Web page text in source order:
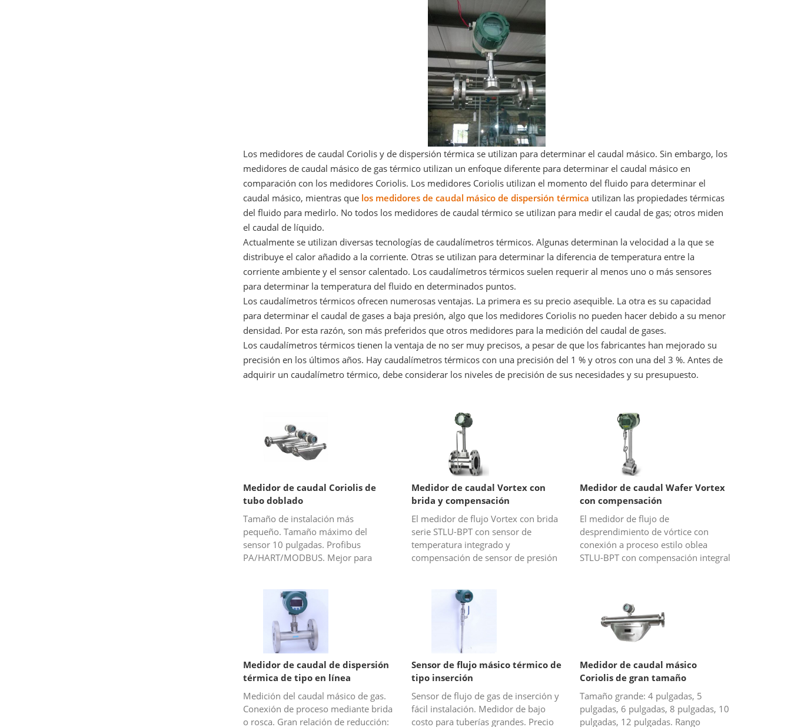
Los medidores de caudal Coriolis y de dispersión térmica se utilizan para determinar el caudal másico. Sin embargo, los
medidores de caudal másico de gas térmico utilizan un enfoque diferente para determinar el caudal másico en
comparación con los medidores Coriolis. Los medidores Coriolis utilizan el momento del fluido para determinar el
caudal másico, mientras que los medidores de caudal másico de dispersión térmica utilizan las propiedades térmicas
del fluido para medirlo. No todos los medidores de caudal térmico se utilizan para medir el caudal de gas; otros miden
el caudal de líquido.
Actualmente se utilizan diversas tecnologías de caudalímetros térmicos. Algunas determinan la velocidad a la que se
distribuye el calor añadido a la corriente. Otras se utilizan para determinar la diferencia de temperatura entre la
corriente ambiente y el sensor calentado. Los caudalímetros térmicos suelen requerir al menos uno o más sensores
para determinar la temperatura del fluido en determinados puntos.
Los caudalímetros térmicos ofrecen numerosas ventajas. La primera es su precio asequible. La otra es su capacidad
para determinar el caudal de gases a baja presión, algo que los medidores Coriolis no pueden hacer debido a su menor
densidad. Por esta razón, son más preferidos que otros medidores para la medición del caudal de gases.
Los caudalímetros térmicos tienen la ventaja de no ser muy precisos, a pesar de que los fabricantes han mejorado su
precisión en los últimos años. Hay caudalímetros térmicos con una precisión del 1 % y otros con una del 3 %. Antes de
adquirir un caudalímetro térmico, debe considerar los niveles de precisión de sus necesidades y su presupuesto.
Medidor de caudal Coriolis de
tubo doblado
Tamaño de instalación más
pequeño. Tamaño máximo del
sensor 10 pulgadas. Profibus
PA/HART/MODBUS. Mejor para
Medidor de caudal Vortex con
brida y compensación
El medidor de flujo Vortex con brida
serie STLU-BPT con sensor de
temperatura integrado y
compensación de sensor de presión
(vapor satur...
Medidor de caudal Wafer Vortex
con compensación
El medidor de flujo de
desprendimiento de vórtice con
conexión a proceso estilo oblea
STLU-BPT con compensación integral
Medidor de caudal de dispersión
térmica de tipo en línea
Medición del caudal másico de gas.
Conexión de proceso mediante brida
o rosca. Gran relación de reducción:
Sensor de flujo másico térmico de
tipo inserción
Sensor de flujo de gas de inserción y
fácil instalación. Medidor de bajo
costo para tuberías grandes. Precio
Medidor de caudal másico
Coriolis de gran tamaño
Tamaño grande: 4 pulgadas, 5
pulgadas, 6 pulgadas, 8 pulgadas, 10
pulgadas, 12 pulgadas. Rango